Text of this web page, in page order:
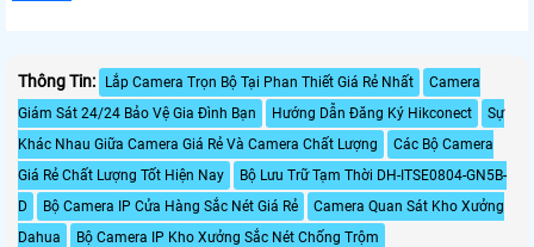
Thông Tin: Lắp Camera Trọn Bộ Tại Phan Thiết Giá Rẻ Nhất
Camera
Giám Sát 24/24 Bảo Vệ Gia Đình Bạn
Hướng Dẫn Đăng Ký Hikconect
Sự
Khác Nhau Giữa Camera Giá Rẻ Và Camera Chất Lượng
Các Bộ Camera
Giá Rẻ Chất Lượng Tốt Hiện Nay
Bộ Lưu Trữ Tạm Thời DH-ITSE0804-GN5B-
D
Bộ Camera IP Cửa Hàng Sắc Nét Giá Rẻ
Camera Quan Sát Kho Xưởng
Dahua
Bộ Camera IP Kho Xưởng Sắc Nét Chống Trộm